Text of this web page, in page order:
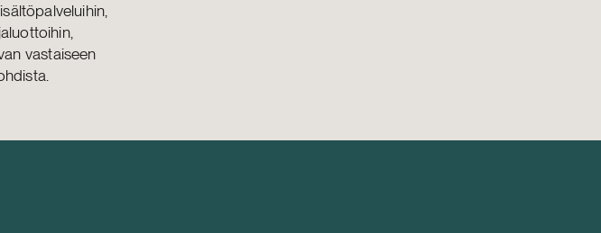
vastaiseen